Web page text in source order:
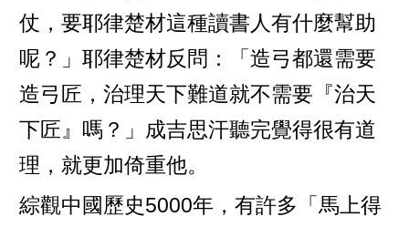
仗，要耶律楚材這種讀書人有什麼幫助
呢？」耶律楚材反問：「造弓都還需要
造弓匠，治理天下難道就不需要『治天
下匠』嗎？」成吉思汗聽完覺得很有道
理，就更加倚重他。
綜觀中國歷史5000年，有許多「馬上得